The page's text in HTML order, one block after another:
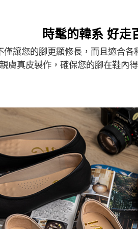
時髦的韓系 好走
讓您的腳更顯修長，而且適合
膚真皮製作，確保您的腳在鞋內